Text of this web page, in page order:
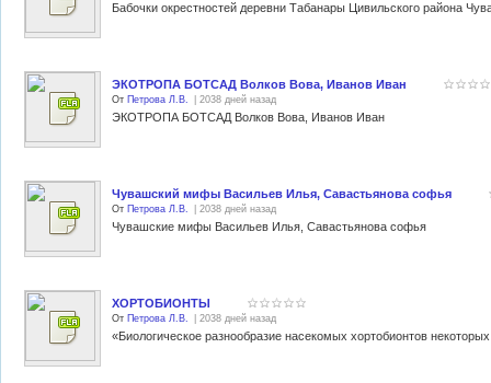
Бабочки окрестностей деревни Табанары Цивильского района
ЭКОТРОПА БОТСАД Волков Вова, Иванов Иван
От Петрова Л.В. | 2038 дней назад
ЭКОТРОПА БОТСАД Волков Вова, Иванов Иван
Чувашский мифы Васильев Илья, Савастьянова софья
От Петрова Л.В. | 2038 дней назад
Чувашские мифы Васильев Илья, Савастьянова софья
ХОРТОБИОНТЫ
От Петрова Л.В. | 2038 дней назад
«Биологическое разнообразие насекомых хортобионтов